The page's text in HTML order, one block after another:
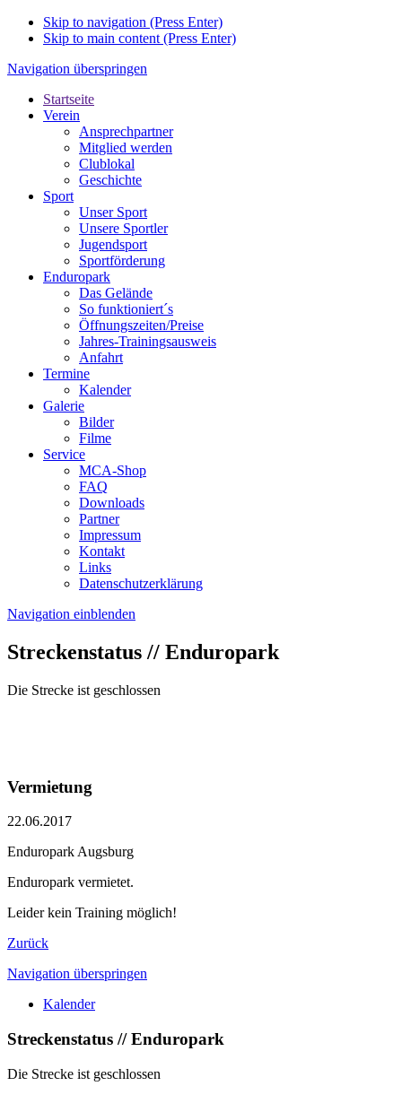
Skip to navigation (Press Enter)
Skip to main content (Press Enter)
Navigation überspringen
Startseite
Verein
Ansprechpartner
Mitglied werden
Clublokal
Geschichte
Sport
Unser Sport
Unsere Sportler
Jugendsport
Sportförderung
Enduropark
Das Gelände
So funktioniert´s
Öffnungszeiten/Preise
Jahres-Trainingsausweis
Anfahrt
Termine
Kalender
Galerie
Bilder
Filme
Service
MCA-Shop
FAQ
Downloads
Partner
Impressum
Kontakt
Links
Datenschutzerklärung
Navigation einblenden
Streckenstatus // Enduropark
Die Strecke ist geschlossen
Vermietung
22.06.2017
Enduropark Augsburg
Enduropark vermietet.
Leider kein Training möglich!
Zurück
Navigation überspringen
Kalender
Streckenstatus // Enduropark
Die Strecke ist geschlossen